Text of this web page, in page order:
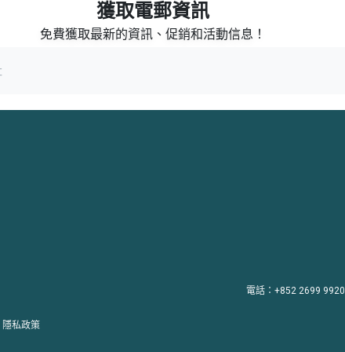
獲取電郵資訊
免費獲取最新的資訊、促銷和活動信息！
隱私政策
電話：+852 2699 9920